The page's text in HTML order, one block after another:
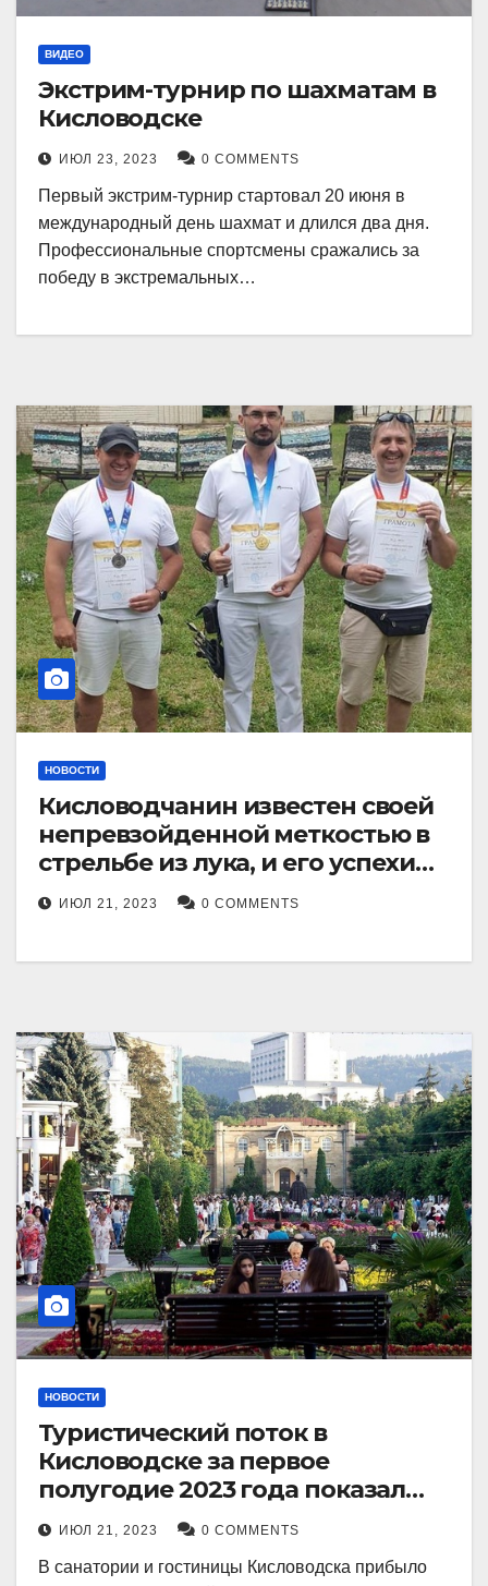
ВИДЕО
Экстрим-турнир по шахматам в
Кисловодске
ИЮЛ 23, 2023 0 COMMENTS
Первый экстрим-турнир стартовал 20 июня в
международный день шахмат и длился два дня.
Профессиональные спортсмены сражались за
победу в экстремальных…
НОВОСТИ
Кисловодчанин известен своей
непревзойденной меткостью в
стрельбе из лука, и его успехи
прославили его в
Ставропольском крае.
ИЮЛ 21, 2023 0 COMMENTS
НОВОСТИ
Туристический поток в
Кисловодске за первое
полугодие 2023 года показал
рекордный рост в 21 процент.
ИЮЛ 21, 2023 0 COMMENTS
В санатории и гостиницы Кисловодска прибыло